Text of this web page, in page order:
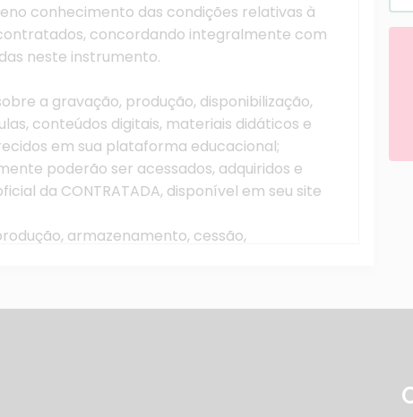
conhecimento das condições relativas à
concordando integralmente com
neste instrumento.
a gravação, produção, disponibilização,
conteúdos digitais, materiais didáticos e
em sua plataforma educacional;
poderão ser acessados, adquiridos e
da CONTRATADA, disponível em seu site
armazenamento, cessão,
ao CONTRATANTE cursos na